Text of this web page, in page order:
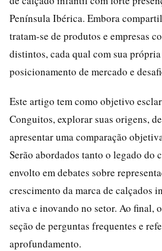
Península Ibérica. Embora
tratam-se de produtos e empresas
distintos, cada qual com sua
posicionamento de mercado e
Este artigo tem como objetivo
Conguitos, explorar suas origens,
apresentar uma comparação
Serão abordados tanto o legado do
envolto em debates sobre
crescimento da marca de calçados
ativa e inovando no setor. Ao final,
seção de perguntas frequentes e
aprofundamento.